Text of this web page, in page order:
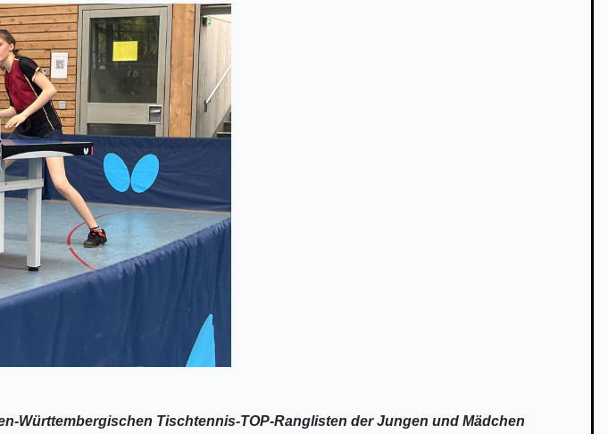
Württembergischen Tischtennis-TOP-Ranglisten der Jungen und Mädchen